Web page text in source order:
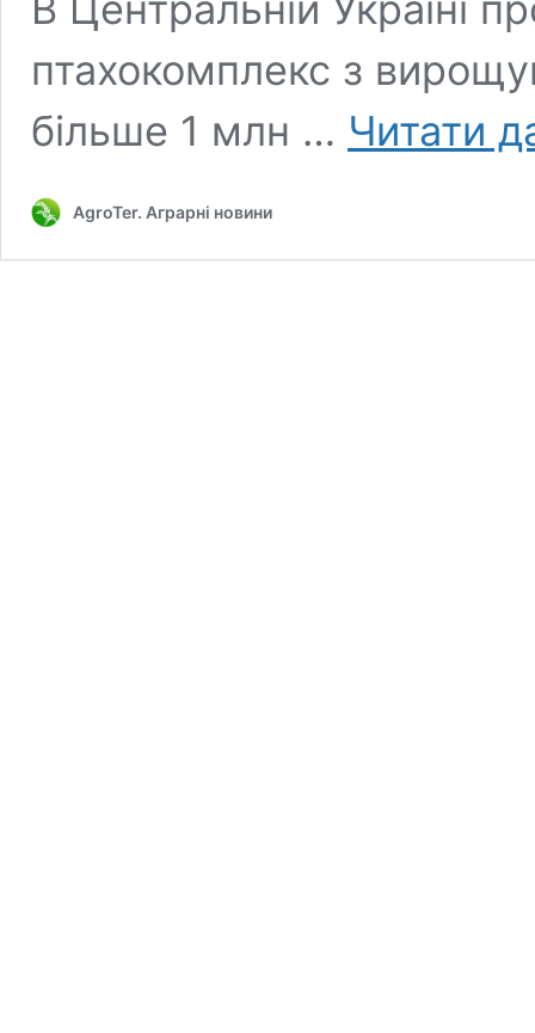
птахокомплекс з
більше 1 млн … Читати
AgroTer. Аграрні новини